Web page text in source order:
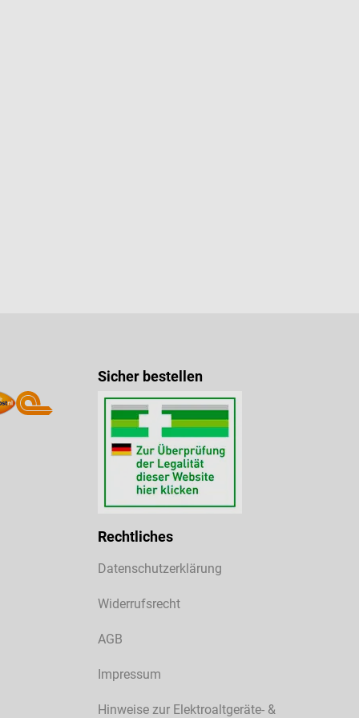
Sicher bestellen
Rechtliches
Datenschutzerklärung
Widerrufsrecht
AGB
Impressum
Hinweise zur Elektroaltgeräte- &